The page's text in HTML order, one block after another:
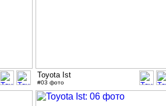
Toyota Ist
#03 фото